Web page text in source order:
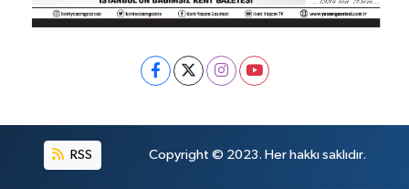
RSS Copyright © 2023. Her hakkı saklıdır.